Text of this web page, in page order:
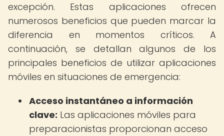
excepción. Estas aplicaciones ofrecen
numerosos beneficios que pueden marcar la
diferencia en momentos críticos. A
continuación, se detallan algunos de los
principales beneficios de utilizar aplicaciones
móviles en situaciones de emergencia:
Acceso instantáneo a información
clave: Las aplicaciones móviles para
preparacionistas proporcionan acceso